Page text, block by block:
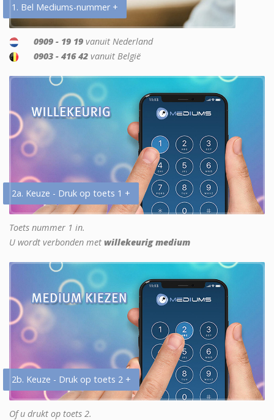
1. Bel Mediums-nummer +
0909 - 19 19 vanuit Nederland
0903 - 416 42 vanuit België
2a. Keuze - Druk op toets 1 +
Toets nummer 1 in.
U wordt verbonden met willekeurig medium
2b. Keuze - Druk op toets 2 +
Of u drukt op toets 2.